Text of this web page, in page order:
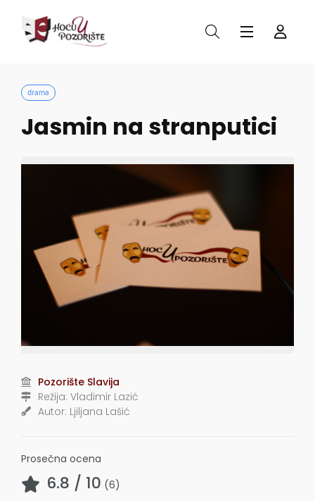
drama
Jasmin na stranputici
Pozorište Slavija
Režija: Vladimir Lazić
Autor: Ljiljana Lašić
Prosečna ocena
6.8 / 10 (6)